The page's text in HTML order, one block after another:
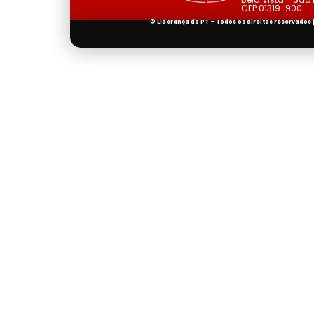
CEP 01319-900
© Liderança do PT - Todos os direitos reservados